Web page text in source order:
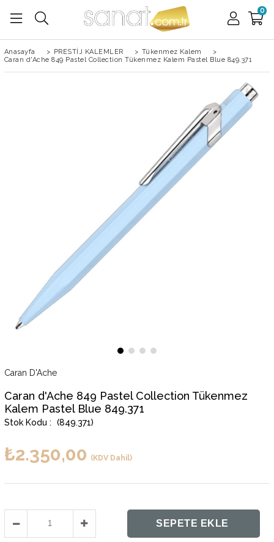
0
Anasayfa > PRESTİJ KALEMLER > Tükenmez Kalem
>
Caran d'Ache 849 Pastel Collection Tükenmez Kalem Pastel Blue 849.371
Caran D'Ache
Caran d'Ache 849 Pastel Collection Tükenmez
Kalem Pastel Blue 849.371
(849.371)
₺2.350,00 (KDV Dahil)